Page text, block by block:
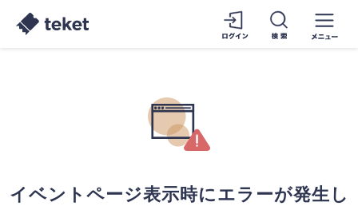
イベントページ表示時にエラーが発生し